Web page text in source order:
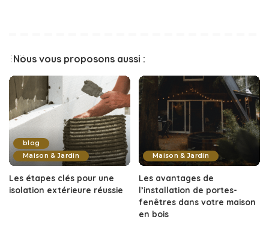
Nous vous proposons aussi :
blog
Maison & Jardin
Les étapes clés pour une
isolation extérieure réussie
Maison & Jardin
Les avantages de
l’installation de portes-
fenêtres dans votre maison
en bois